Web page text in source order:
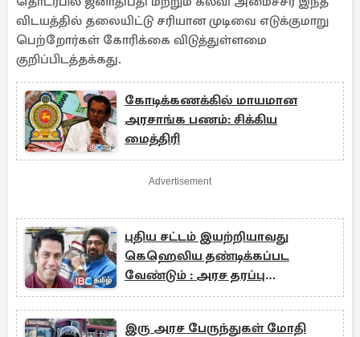
விடயத்தில் தலையிட்டு சரியான முடிவை எடுக்குமாறு
பெற்றோர்கள் கோரிக்கை விடுத்துள்ளமை
குறிப்பிடத்தக்கது.
கோடிக்கணக்கில் மாயமான
அரசாங்க பணம்: சிக்கிய
மைத்திரி
Advertisement
புதிய சட்டம் இயற்றியாவது
கெஹெலிய தண்டிக்கப்பட
வேண்டும் : அரச தரப்பு
வலியுறுத்தல்
இரு அரச பேருந்துகள் மோதி